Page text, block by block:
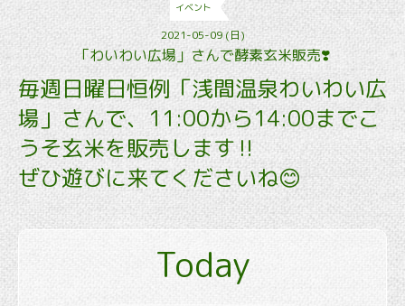
イベント
2021-05-09 (日)
「わいわい広場」さんで酵素玄米販売❣️
毎週日曜日恒例「浅間温泉わいわい広
場」さんで、11:00から14:00までこ
うそ玄米を販売します‼️
ぜひ遊びに来てくださいね😊
Today